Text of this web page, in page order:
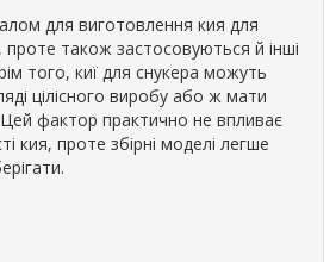
для виготовлення кия для
проте також застосовуються й інші
того, киї для снукера можуть
цілісного виробу або ж мати
Цей фактор практично не впливає
кия, проте збірні моделі легше